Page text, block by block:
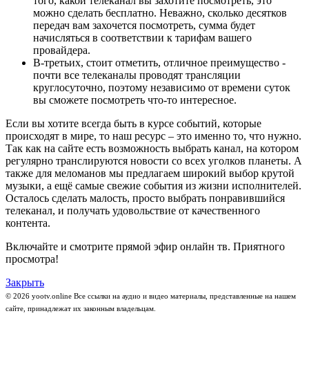
можно сделать бесплатно. Неважно, сколько десятков
передач вам захочется посмотреть, сумма будет
начисляться в соответствии к тарифам вашего
провайдера.
В-третьих, стоит отметить, отличное преимущество -
почти все телеканалы проводят трансляции
круглосуточно, поэтому независимо от времени суток
вы сможете посмотреть что-то интересное.
Если вы хотите всегда быть в курсе событий, которые
происходят в мире, то наш ресурс – это именно то, что нужно.
Так как на сайте есть возможность выбрать канал, на котором
регулярно транслируются новости со всех уголков планеты. А
также для меломанов мы предлагаем широкий выбор крутой
музыки, а ещё самые свежие события из жизни исполнителей.
Осталось сделать малость, просто выбрать понравившийся
телеканал, и получать удовольствие от качественного
контента.
Включайте и смотрите прямой эфир онлайн тв. Приятного
просмотра!
Закрыть
© 2026 yootv.online Все ссылки на аудио и видео материалы, представленные на нашем
сайте, принадлежат их законным владельцам.